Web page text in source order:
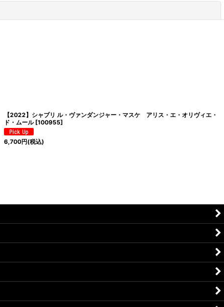
【2022】シャブリ ル・ヴァンダンジャー・マスケ アリス・エ・オリヴィエ・
ド・ムール [100955]
6,700円(税込)